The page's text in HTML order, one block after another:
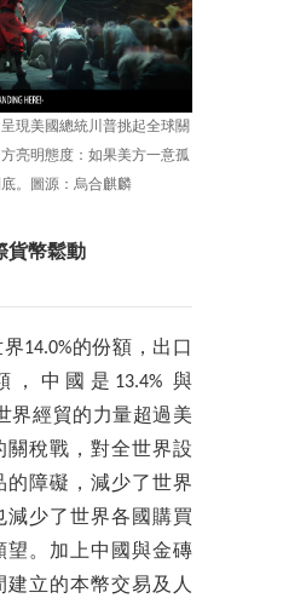
現美國總統川普挑起全球關
亮明態度：如果美方一意孤
。圖源：烏合麒麟
貨幣鬆動
14.0%的份額，出口
，中國是13.4% 與
界經貿的力量超過美
關稅戰，對全世界設
的障礙，減少了世界
減少了世界各國購買
望。加上中國與金磚
建立的本幣交易及人